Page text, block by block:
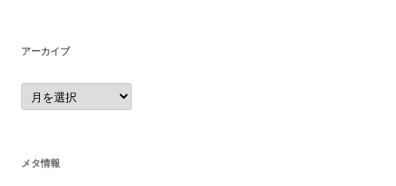
アーカイブ
ア
ー
カ
メタ情報